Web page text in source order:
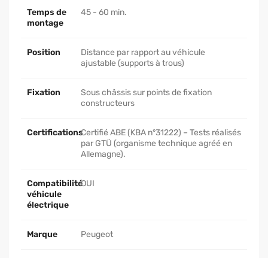
Temps de
montage
45 - 60 min.
Position
Distance par rapport au véhicule
ajustable (supports à trous)
Fixation
Sous châssis sur points de fixation
constructeurs
CertificationsCertifié ABE (KBA n°31222) – Tests réalisés
par GTÜ (organisme technique agréé en
Allemagne).
Compatibilité
véhicule
électrique
OUI
Marque Peugeot